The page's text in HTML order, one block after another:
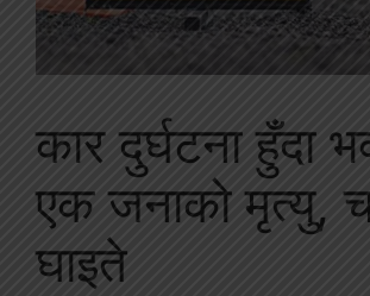
कार दुर्घटना हुँदा
एक जनाको मृत्यु,
घाइते